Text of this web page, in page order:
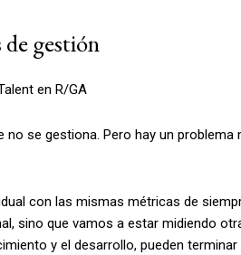
gestión
en R/GA
no se gestiona. Pero hay un
con las mismas métricas de
sino que vamos a estar midiendo
y el desarrollo, pueden